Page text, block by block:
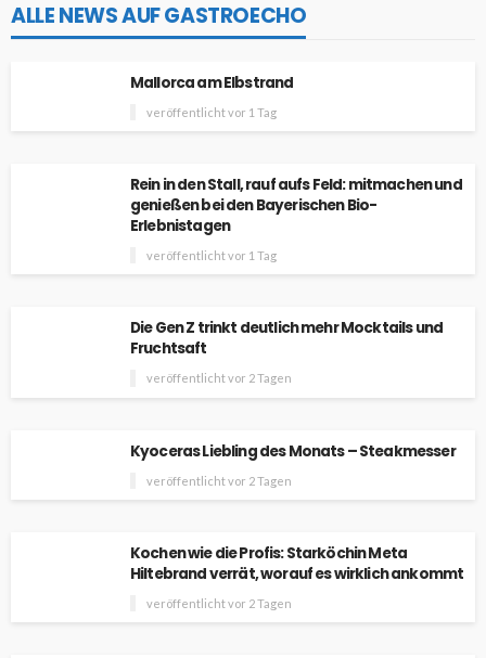
ALLE NEWS AUF GASTROECHO
Mallorca am Elbstrand
veröffentlicht vor 1 Tag
Rein in den Stall, rauf aufs Feld: mitmachen und
genießen bei den Bayerischen Bio-
Erlebnistagen
veröffentlicht vor 1 Tag
Die Gen Z trinkt deutlich mehr Mocktails und
Fruchtsaft
veröffentlicht vor 2 Tagen
Kyoceras Liebling des Monats – Steakmesser
veröffentlicht vor 2 Tagen
Kochen wie die Profis: Starköchin Meta
Hiltebrand verrät, worauf es wirklich ankommt
veröffentlicht vor 2 Tagen